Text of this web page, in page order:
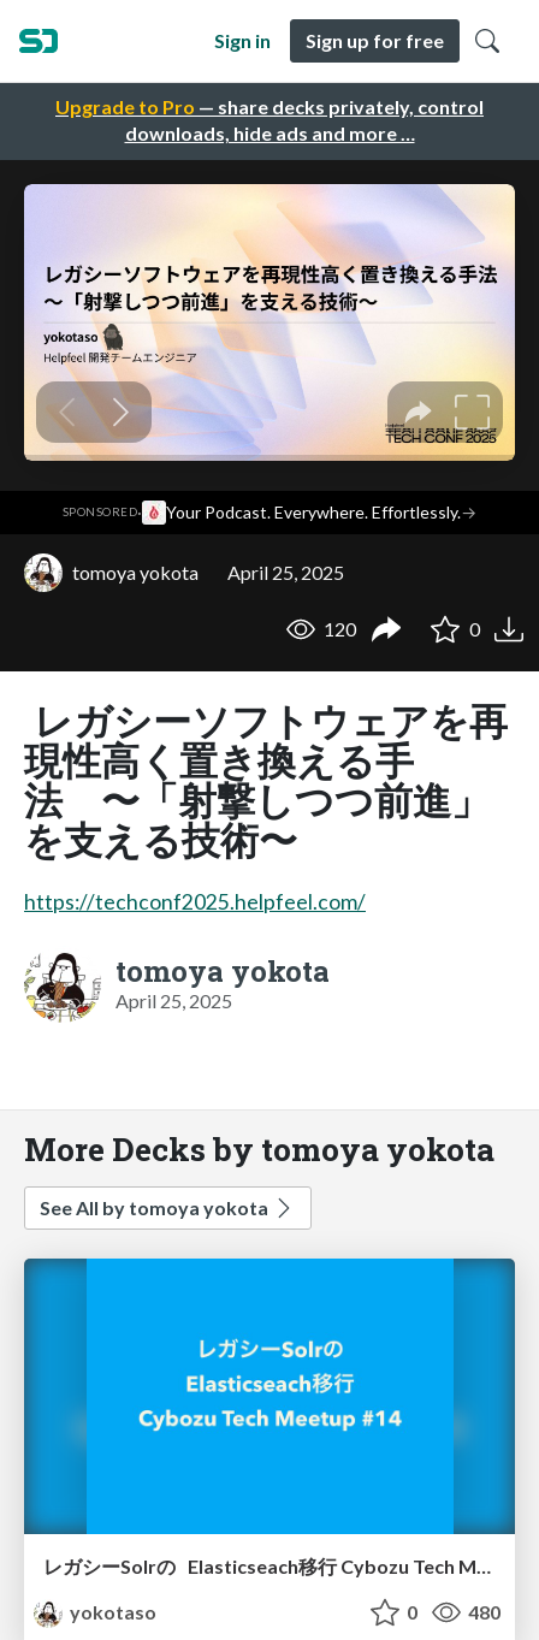
Upgrade to Pro — share decks privately, control
downloads, hide ads and more …
Sign in Sign up for free
SPONSORED· Your Podcast. Everywhere. Effortlessly.→
tomoya yokota April 25, 2025
120 0
レガシーソフトウェアを再
現性高く置き換える手
法 〜「射撃しつつ前進」
を支える技術〜
https://techconf2025.helpfeel.com/
tomoya yokota
April 25, 2025
More Decks by tomoya yokota
See All by tomoya yokota
レガシーSolrの Elasticseach移行 Cybozu Tech Meetup #14
yokotaso
0 480